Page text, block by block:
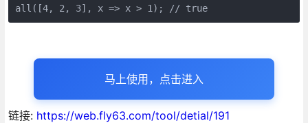
all([4, 2, 3], x => x > 1); // true
马上使用，点击进入
链接: https://web.fly63.com/tool/detial/191